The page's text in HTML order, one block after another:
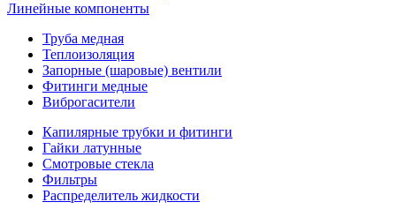
Линейные компоненты
Труба медная
Теплоизоляция
Запорные (шаровые) вентили
Фитинги медные
Виброгасители
Капилярные трубки и фитинги
Гайки латунные
Смотровые стекла
Фильтры
Распределитель жидкости